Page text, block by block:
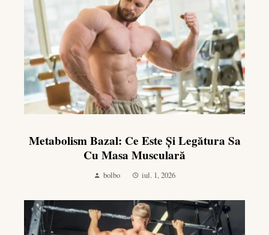
Metabolism Bazal: Ce Este Și Legătura Sa
Cu Masa Musculară
bolbo iul. 1, 2026